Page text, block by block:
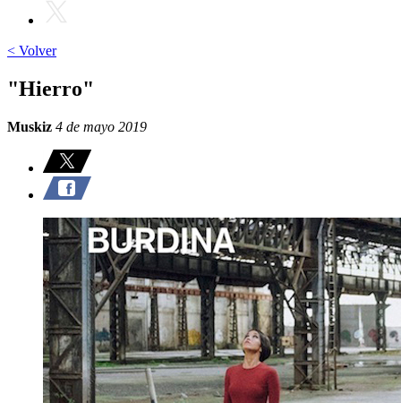
< Volver
"Hierro"
Muskiz 4 de mayo 2019